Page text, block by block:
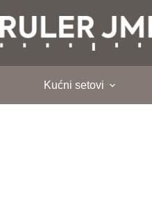
to
content
Kućni setovi